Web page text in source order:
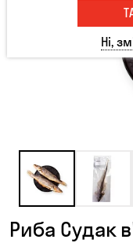
Риба Судак
Ні,